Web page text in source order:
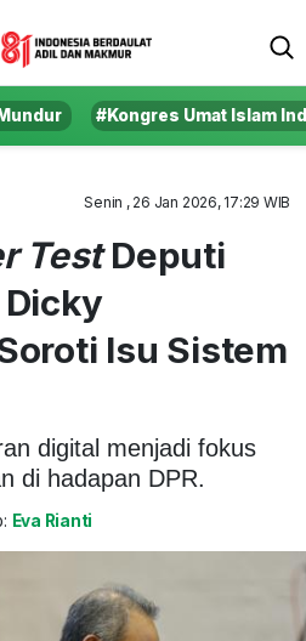
#Kongres Umat Islam
Senin , 26 Jan 2026, 17:29 WIB
TestDeputi
Isu Sistem
digital menjadi fokus
di hadapan DPR.
Eva Rianti